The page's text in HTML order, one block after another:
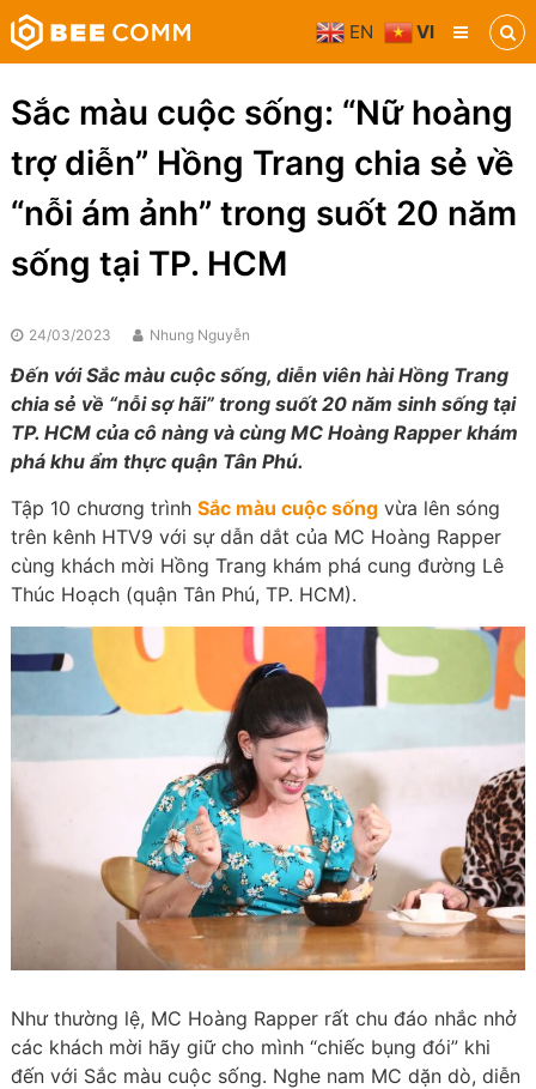
Skip
to
content
Bee
Comm
Truyền
thông
phương
tiện
Sắc màu cuộc sống: “Nữ hoàng
trợ diễn” Hồng Trang chia sẻ về
“nỗi ám ảnh” trong suốt 20 năm
sống tại TP. HCM
24/03/2023 Nhung Nguyễn
Đến với Sắc màu cuộc sống, diễn viên hài Hồng Trang
chia sẻ về “nỗi sợ hãi” trong suốt 20 năm sinh sống tại
TP. HCM của cô nàng và cùng MC Hoàng Rapper khám
phá khu ẩm thực quận Tân Phú.
Tập 10 chương trình Sắc màu cuộc sốngvừa lên sóng
trên kênh HTV9 với sự dẫn dắt của MC Hoàng Rapper
cùng khách mời Hồng Trang khám phá cung đường Lê
Thúc Hoạch (quận Tân Phú, TP. HCM).
Như thường lệ, MC Hoàng Rapper rất chu đáo nhắc nhở
các khách mời hãy giữ cho mình “chiếc bụng đói” khi
đến với Sắc màu cuộc sống. Nghe nam MC dặn dò, diễn
EN VI